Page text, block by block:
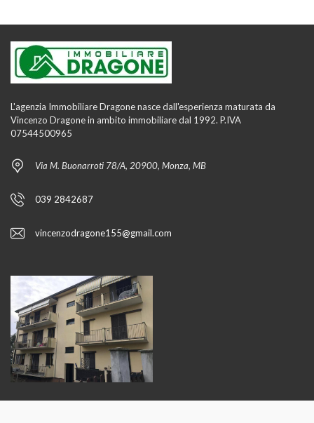
L'agenzia Immobiliare Dragone nasce dall'esperienza maturata da
Vincenzo Dragone in ambito immobiliare dal 1992. P.IVA
07544500965
Via M. Buonarroti 78/A, 20900, Monza, MB
039 2842687
vincenzodragone155@gmail.com